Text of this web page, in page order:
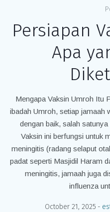
Persiapan
Apa
Mengapa Vaksin Umroh Itu
ibadah Umroh, setiap jamaah
dengan baik, salah
Vaksin ini berfungsi untuk
meningitis (radang selaput
padat seperti Masjidil Haram
meningitis, jamaah juga
influenza
October 21, 2025